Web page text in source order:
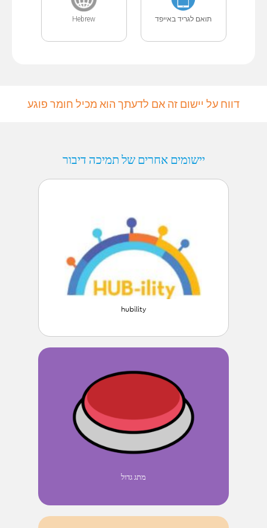
תואם לגריד באייפד Hebrew
דווח על יישום זה אם לדעתך הוא מכיל חומר פוגע
יישומים אחרים של תמיכה דיבור
hubility
מתג גדול